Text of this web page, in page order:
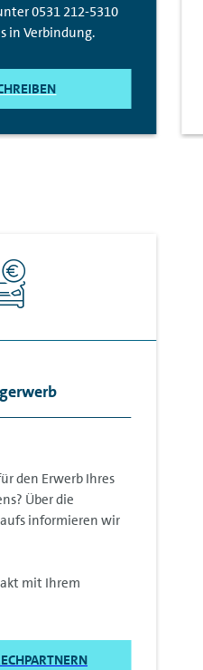
0531 212-5310
in Verbindung.
den Erwerb Ihres
Über die
informieren wir
mit Ihrem